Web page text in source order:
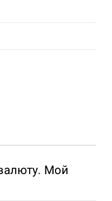
Мой